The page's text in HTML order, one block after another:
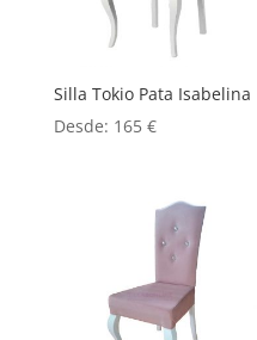
Silla Tokio Pata Isabelina
Desde: 165 €